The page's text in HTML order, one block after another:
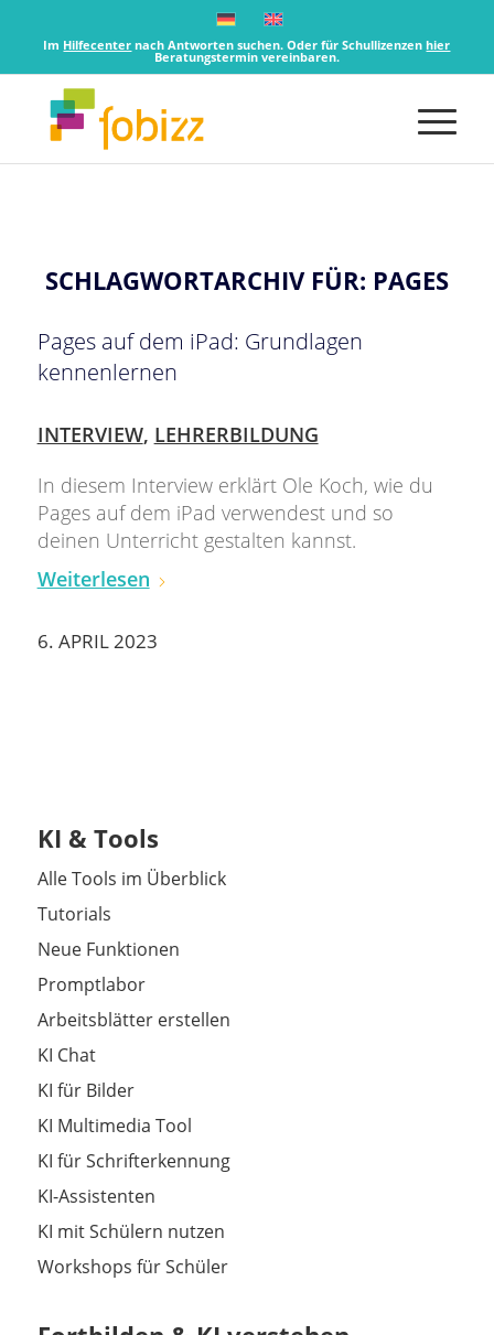
Im Hilfecenter nach Antworten suchen. Oder für Schullizenzenhier
Beratungstermin vereinbaren.
SCHLAGWORTARCHIV FÜR: PAGES
Pages auf dem iPad: Grundlagen
kennenlernen
INTERVIEW, LEHRERBILDUNG
In diesem Interview erklärt Ole Koch, wie du
Pages auf dem iPad verwendest und so
deinen Unterricht gestalten kannst.
Weiterlesen
6. APRIL 2023
KI & Tools
Alle Tools im Überblick
Tutorials
Neue Funktionen
Promptlabor
Arbeitsblätter erstellen
KI Chat
KI für Bilder
KI Multimedia Tool
KI für Schrifterkennung
KI-Assistenten
KI mit Schülern nutzen
Workshops für Schüler